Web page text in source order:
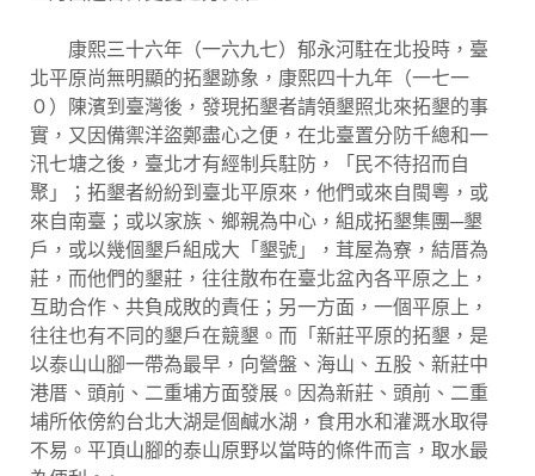
康熙三十六年（一六九七）郁永河駐在北投時，臺
北平原尚無明顯的拓墾跡象，康熙四十九年（一七一
０）陳濱到臺灣後，發現拓墾者請領墾照北來拓墾的事
實，又因備禦洋盜鄭盡心之便，在北臺置分防千總和一
汛七塘之後，臺北才有經制兵駐防，「民不待招而自
聚」；拓墾者紛紛到臺北平原來，他們或來自閩粵，或
來自南臺；或以家族、鄉親為中心，組成拓墾集團─墾
戶，或以幾個墾戶組成大「墾號」，茸屋為寮，結厝為
莊，而他們的墾莊，往往散布在臺北盆內各平原之上，
互助合作、共負成敗的責任；另一方面，一個平原上，
往往也有不同的墾戶在競墾。而「新莊平原的拓墾，是
以泰山山腳一帶為最早，向營盤、海山、五股、新莊中
港厝、頭前、二重埔方面發展。因為新莊、頭前、二重
埔所依傍約台北大湖是個鹹水湖，食用水和灌溉水取得
不易。平頂山腳的泰山原野以當時的條件而言，取水最